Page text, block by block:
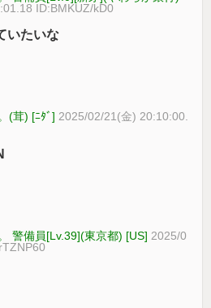
ID:BMKUZ/kD0
いたいな
(茸) [ﾆﾀﾞ] 2025/02/21(金) 20:10:00.
警備員[Lv.39](東京都) [US] 2025/0